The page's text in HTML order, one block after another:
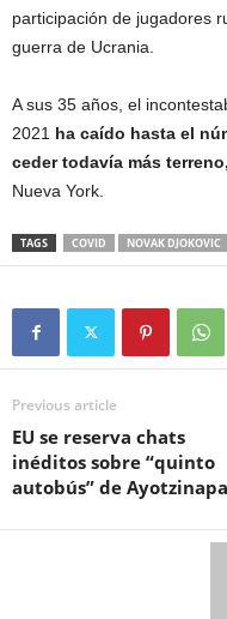
participación de jugadores
guerra de Ucrania.
A sus 35 años, el
2021 ha caído hasta el
ceder todavía más terreno,
Nueva York.
TAGS COVID NOVAK DJOKOVIC
Previous article
EU se reserva chats
inéditos sobre “quinto
autobús” de Ayotzinapa